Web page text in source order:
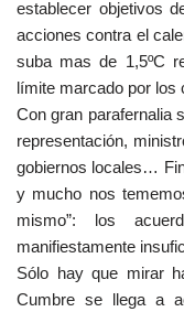
establecer objetivos
acciones contra el
suba mas de 1,5ºC
límite marcado por los
Con gran parafernalia
representación,
gobiernos locales…
y mucho nos
mismo”: los
manifiestamente
Sólo hay que mirar
Cumbre se llega a